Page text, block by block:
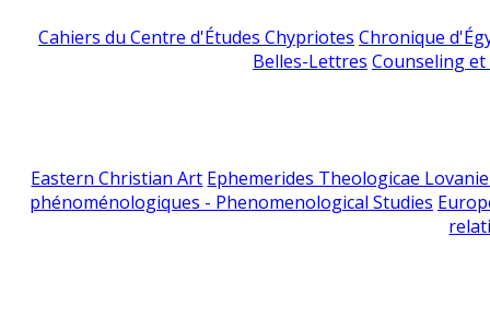
Cahiers du Centre d'Études Chypriotes Chronique
Belles-Lettres Counseling
Eastern Christian Art Ephemerides Theologicae
phénoménologiques - Phenomenological Studies